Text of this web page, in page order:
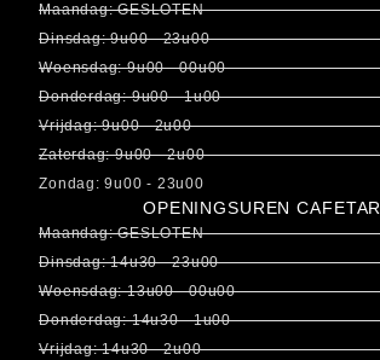
Maandag: GESLOTEN
Dinsdag: 9u00 - 23u00
Woensdag: 9u00 - 00u00
Donderdag: 9u00 - 1u00
Vrijdag: 9u00 - 2u00
Zaterdag: 9u00 - 2u00
Zondag: 9u00 - 23u00
OPENINGSUREN
Maandag: GESLOTEN
Dinsdag: 14u30 - 23u00
Woensdag: 13u00 - 00u00
Donderdag: 14u30 - 1u00
Vrijdag: 14u30 - 2u00